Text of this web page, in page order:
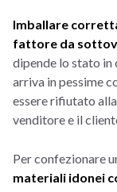
Imballare
fattore da
dipende lo stato in
arriva in pessime
essere rifiutato
venditore e il
Per confezionare
materiali idonei